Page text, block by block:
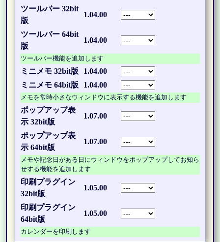
ツールバー 32bit
版
1.04.00
ツールバー 64bit
版
1.04.00
ツールバー機能を追加します
ミニメモ 32bit版
1.04.00
ミニメモ 64bit版
1.04.00
メモを常時小さなウィンドウに表示する機能を追加します
ポップアップ表
示 32bit版
1.07.00
ポップアップ表
示 64bit版
1.07.00
メモや記念日がある日にウィンドウをポップアップしてお知ら
せする機能を追加します
印刷プラグイン
32bit版
1.05.00
印刷プラグイン
64bit版
1.05.00
カレンダーを印刷します